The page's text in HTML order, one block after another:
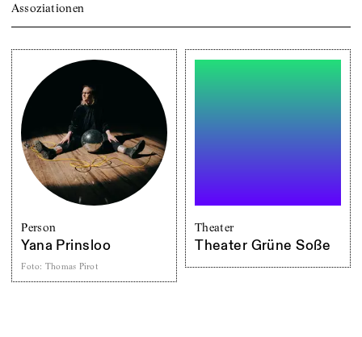
Assoziationen
Person
Yana Prinsloo
Foto: Thomas Pirot
Theater
Theater Grüne Soße